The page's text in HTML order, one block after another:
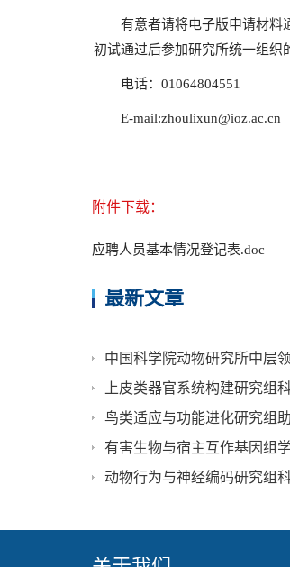
有意者请将电子版申请材料通
初试通过后参加研究所统一组织
电话：01064804551
E-mail:zhoulixun@ioz.ac.cn
附件下载：
应聘人员基本情况登记表.doc
最新文章
中国科学院动物研究所中层
上皮类器官系统构建研究组
鸟类适应与功能进化研究组
有害生物与宿主互作基因组
动物行为与神经编码研究组